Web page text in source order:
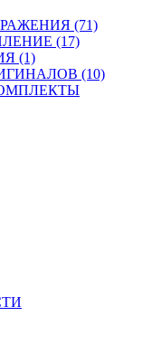
(71)
(17)
(1)
(10)